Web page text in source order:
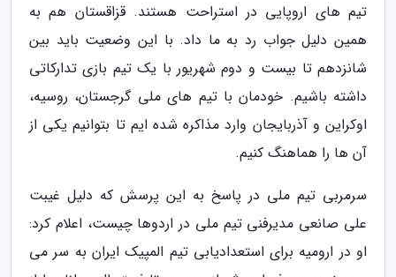
تیم های اروپایی در استراحت هستند. قزاقستان هم به
همین دلیل جواب رد به ما داد. با این وضعیت باید بین
شانزدهم تا بیست و دوم شهریور با یک تیم بازی تدارکاتی
داشته باشیم. خودمان با تیم های ملی گرجستان، روسیه،
اوکراین و آذربایجان وارد مذاکره شده ایم تا بتوانیم یکی از
آن ها را هماهنگ کنیم.
سرمربی تیم ملی در پاسخ به این پرسش که دلیل غیبت
علی صانعی مدیرفنی تیم ملی در اردوها چیست، اعلام کرد:
او در ارومیه برای استعدادیابی تیم المپیک ایران به سر می